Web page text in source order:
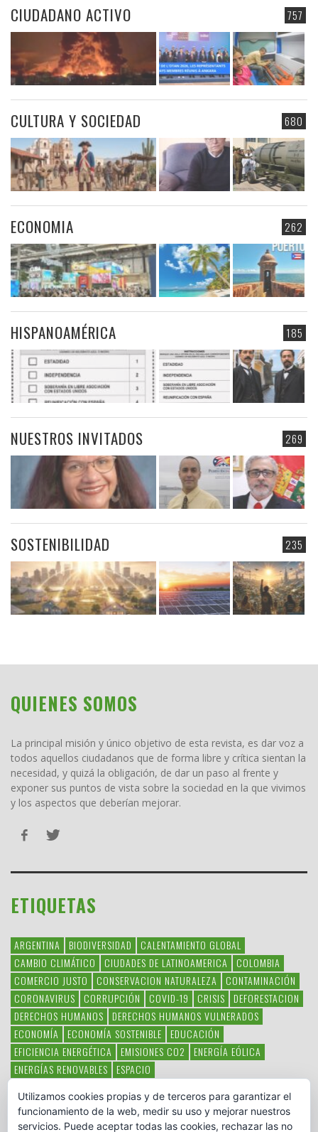
757
CIUDADANO ACTIVO
680
CULTURA Y SOCIEDAD
262
ECONOMIA
185
HISPANOAMÉRICA
269
NUESTROS INVITADOS
235
SOSTENIBILIDAD
QUIENES SOMOS
La principal misión y único objetivo de esta revista, es dar voz a
todos aquellos ciudadanos que de forma libre y crítica sientan la
necesidad, y quizá la obligación, de dar un paso al frente y
exponer sus puntos de vista sobre la sociedad en la que vivimos
y los aspectos que deberían mejorar.
ETIQUETAS
ARGENTINA BIODIVERSIDAD
CALENTAMIENTO GLOBAL
CAMBIO CLIMÁTICO
CIUDADES DE LATINOAMERICA
COLOMBIA
COMERCIO JUSTO
CONSERVACION NATURALEZA
CONTAMINACIÓN
CORONAVIRUS
CORRUPCIÓN COVID-19 CRISIS
DEFORESTACION
DERECHOS HUMANOS
DERECHOS HUMANOS VULNERADOS
ECONOMÍA
ECONOMÍA SOSTENIBLE
EDUCACIÓN
EFICIENCIA ENERGÉTICA
EMISIONES CO2
ENERGÍA EÓLICA
ENERGÍAS RENOVABLES
ESPACIO
HAMBRE LATINOAMÉRICA MEDIO AMBIENTE
MÉXICO
OBJETIVOS DEL MILENIO
ONGS PAZ POBREZA POESÍA POLITICA
Utilizamos cookies propias y de terceros para garantizar el
funcionamiento de la web, medir su uso y mejorar nuestros
servicios. Puede aceptar todas las cookies, rechazar las no